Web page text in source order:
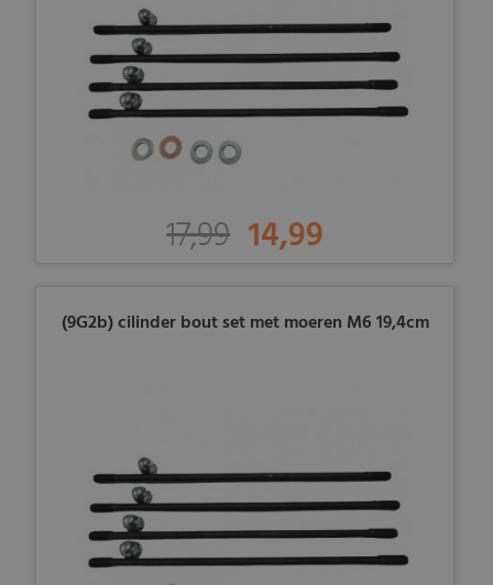
17,99 14,99
(9G2b) cilinder bout set met moeren M6 19,4cm